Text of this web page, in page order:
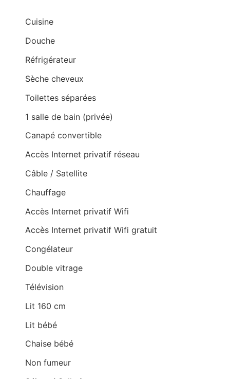
Cuisine
Douche
Réfrigérateur
Sèche cheveux
Toilettes séparées
1 salle de bain (privée)
Canapé convertible
Accès Internet privatif réseau
Câble / Satellite
Chauffage
Accès Internet privatif Wifi
Accès Internet privatif Wifi gratuit
Congélateur
Double vitrage
Télévision
Lit 160 cm
Lit bébé
Chaise bébé
Non fumeur